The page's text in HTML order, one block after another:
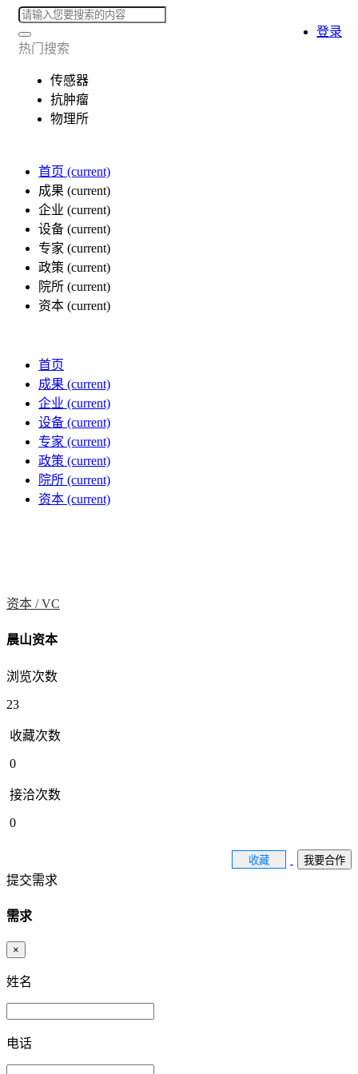
热门搜索
传感器
抗肿瘤
物理所
首页 (current)
成果 (current)
企业 (current)
设备 (current)
专家 (current)
政策 (current)
院所 (current)
资本 (current)
登录
首页
成果 (current)
企业 (current)
设备 (current)
专家 (current)
政策 (current)
院所 (current)
资本 (current)
资本 /VC
晨山资本
浏览次数
23
收藏次数
0
接洽次数
0
收藏 我要合作
提交需求
需求
×
姓名
电话